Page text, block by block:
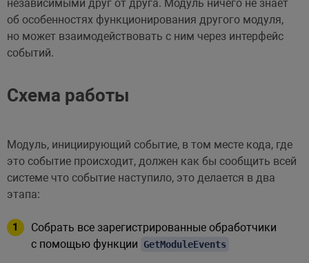
независимыми друг от друга. Модуль ничего не знает
об особенностях функционирования другого модуля,
но может взаимодействовать с ним через интерфейс
событий.
Схема работы
Модуль, инициирующий событие, в том месте кода, где
это событие происходит, должен как бы сообщить всей
системе что событие наступило, это делается в два
этапа:
Собрать все зарегистрированные обработчики
с помощью функции
GetModuleEvents